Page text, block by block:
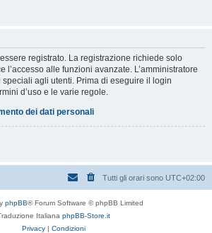
registrato. La registrazione richiede solo
l’accesso alle funzioni avanzate. L’amministratore
agli utenti. Prima di eseguire il login
d’uso e le varie regole.
dei dati personali
Tutti gli orari sono UTC+02:00
phpBB® Forum Software © phpBB Limited
Italiana phpBB-Store.it
Privacy | Condizioni